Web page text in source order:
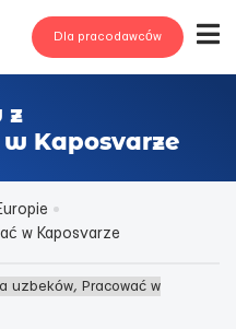
Dla pracodawców
z
Kaposvarze
w Kaposvarze
uzbeków, Pracować w